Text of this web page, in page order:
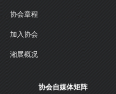
协会章程
加入协会
湘展概况
协会自媒体矩阵